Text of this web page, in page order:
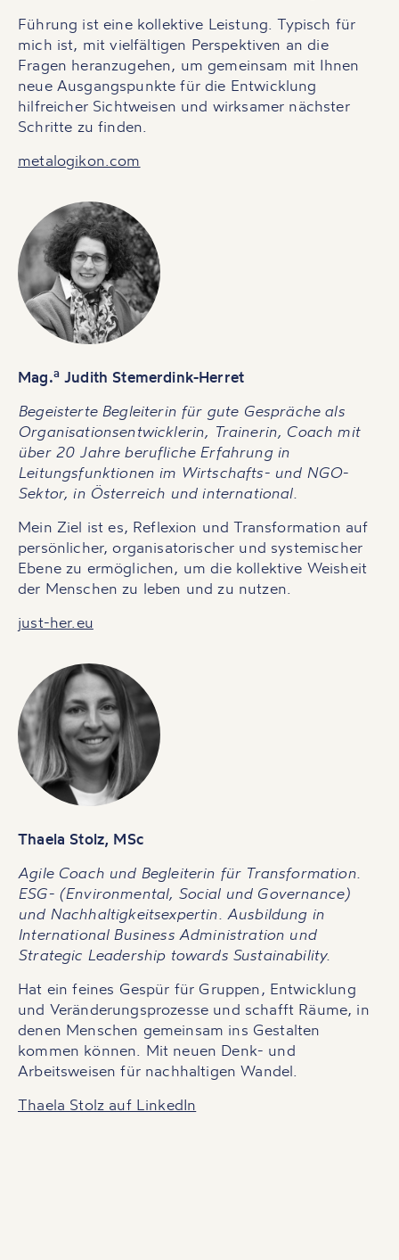
Führung ist eine kollektive Leistung. Typisch für
mich ist, mit vielfältigen Perspektiven an die
Fragen heranzugehen, um gemeinsam mit Ihnen
neue Ausgangspunkte für die Entwicklung
hilfreicher Sichtweisen und wirksamer nächster
Schritte zu finden.
metalogikon.com
Mag.aJudith Stemerdink-Herret
Begeisterte Begleiterin für gute Gespräche als
Organisationsentwicklerin, Trainerin, Coach mit
über 20 Jahre berufliche Erfahrung in
Leitungsfunktionen im Wirtschafts- und NGO-
Sektor, in Österreich und international.
Mein Ziel ist es, Reflexion und Transformation auf
persönlicher, organisatorischer und systemischer
Ebene zu ermöglichen, um die kollektive Weisheit
der Menschen zu leben und zu nutzen.
just-her.eu
Thaela Stolz, MSc
Agile Coach und Begleiterin für Transformation.
ESG- (Environmental, Social und Governance)
und Nachhaltigkeitsexpertin. Ausbildung in
International Business Administration und
Strategic Leadership towards Sustainability.
Hat ein feines Gespür für Gruppen, Entwicklung
und Veränderungsprozesse und schafft Räume, in
denen Menschen gemeinsam ins Gestalten
kommen können. Mit neuen Denk- und
Arbeitsweisen für nachhaltigen Wandel.
Thaela Stolz auf LinkedIn